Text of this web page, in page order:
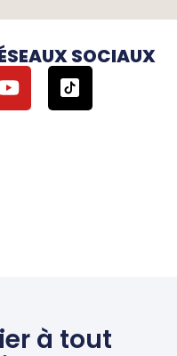
SOCIAUX
à tout